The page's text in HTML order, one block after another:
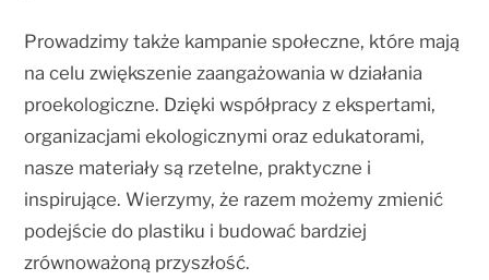
Prowadzimy także kampanie społeczne, które mają
na celu zwiększenie zaangażowania w działania
proekologiczne. Dzięki współpracy z ekspertami,
organizacjami ekologicznymi oraz edukatorami,
nasze materiały są rzetelne, praktyczne i
inspirujące. Wierzymy, że razem możemy zmienić
podejście do plastiku i budować bardziej
zrównoważoną przyszłość.